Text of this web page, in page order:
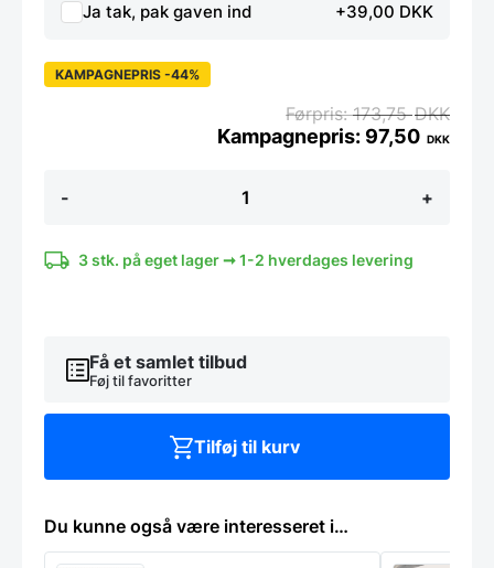
Ja tak, pak gaven ind +39,00 DKK
-
lilla
Flere
antal
+
KAMPAGNEPRIS -44%
173,75DKK
97,50 DKK
3 stk. på eget lager ➞ 1-2 hverdages levering
Få et samlet tilbud
Føj til favoritter
Tilføj til kurv
Du kunne også være interesseret i…